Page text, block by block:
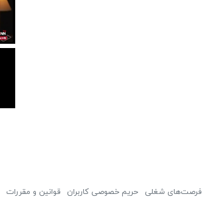
فرصت‌های شغلی حریم خصوصی کاربران قوانین و مقررات